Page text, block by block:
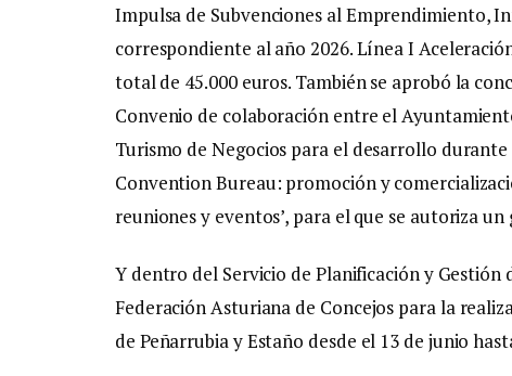
Impulsa de Subvenciones al Emprendimiento,
correspondiente al año 2026. Línea I
total de 45.000 euros. También se aprobó la
Convenio de colaboración entre el
Turismo de Negocios para el desarrollo
Convention Bureau: promoción y
reuniones y eventos’, para el que se autoriza un
Y dentro del Servicio de Planificación y Gestión
Federación Asturiana de Concejos para la
de Peñarrubia y Estaño desde el 13 de junio